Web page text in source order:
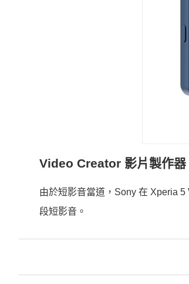
Video Creator 影片製作器
由於短影音當道，Sony 在 Xperia
段短影音。